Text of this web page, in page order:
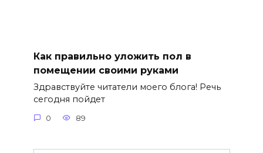
Как правильно уложить пол в
помещении своими руками
Здравствуйте читатели моего блога! Речь
сегодня пойдет
0 89